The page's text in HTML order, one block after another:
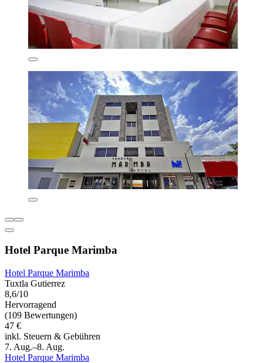
Hotel Parque Marimba
Hotel Parque Marimba
Tuxtla Gutierrez
8,6/10
Hervorragend
(109 Bewertungen)
47 €
inkl. Steuern & Gebühren
7. Aug.–8. Aug.
Hotel Parque Marimba